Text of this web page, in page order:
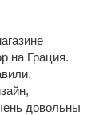
на Грация.
довольны